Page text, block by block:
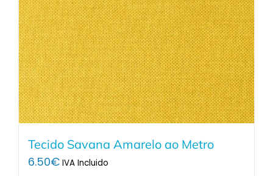
Tecido Savana Amarelo ao Metro
6.50€ IVA Incluido